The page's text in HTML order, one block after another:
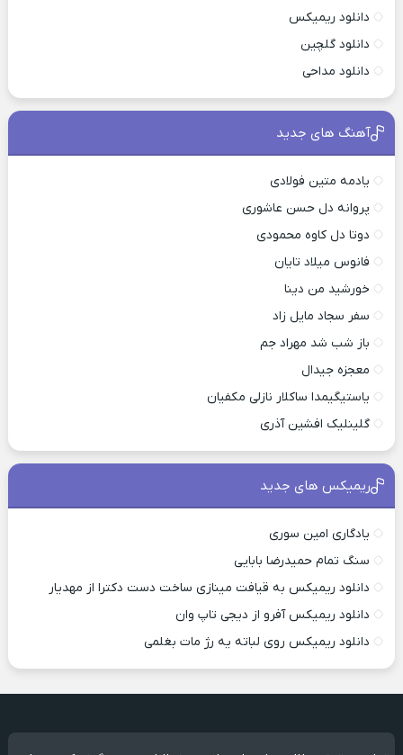
دانلود ریمیکس
دانلود گلچین
دانلود مداحی
آهنگ های جدید
یادمه متین فولادی
پروانه دل حسن عاشوری
دوتا دل کاوه محمودی
فانوس میلاد تایان
خورشید من دینا
سفر سجاد مایل زاد
باز شب شد مهراد جم
معجزه جیدال
یاستیگیمدا ساکلار نازلی مکفیان
گلینلیک افشین آذری
ریمیکس های جدید
یادگاری امین سوری
سنگ تمام حمیدرضا بابایی
دانلود ریمیکس به قیافت مینازی ساخت دست دکترا از مهدیار
دانلود ریمیکس آفرو از ديجی تاپ وان
دانلود ریمیکس روی لباته یه رژ مات بغلمی